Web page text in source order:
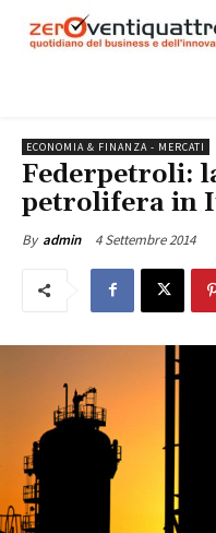
ECONOMIA & FINANZA - MERCATI
Federpetroli:
petrolifera in
By admin 4 Settembre 2014